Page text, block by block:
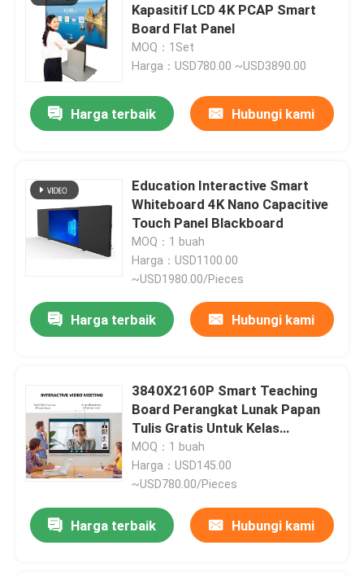
Kapasitif LCD 4K PCAP Smart
Board Flat Panel
MOQ：1Set
Harga：USD780.00 ~USD3890.00
Harga terbaik Hubungi kami
Education Interactive Smart
Whiteboard 4K Nano Capacitive
Touch Panel Blackboard
MOQ：1 buah
Harga：USD1100.00
~USD1980.00/Pieces
Harga terbaik Hubungi kami
3840X2160P Smart Teaching
Board Perangkat Lunak Papan
Tulis Gratis Untuk Kelas
Windows Mac Android iOS
MOQ：1 buah
Harga：USD145.00
~USD780.00/Pieces
Harga terbaik Hubungi kami